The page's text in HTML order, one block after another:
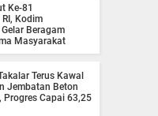
Ke-81
RI, Kodim
Beragam
Masyarakat
Terus Kawal
Jembatan Beton
Progres Capai 63,25